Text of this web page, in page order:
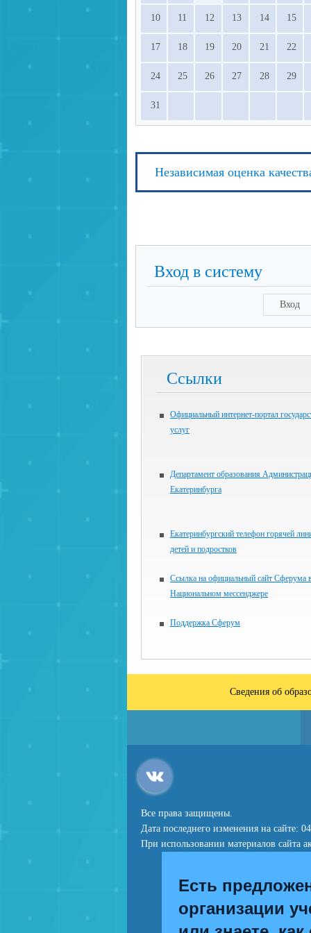
просвещения РФ.
10 11 12 13 14 15
17 18 19 20 21 22
24 25 26 27 28 29
31
Независимая оценка
Вход в систему
Вход
Ссылки
Официальный интернет-портал
услуг
Департамент образования
Екатеринбурга
Екатеринбургский телефон горячей
детей и подростков
Ссылка на официальный сайт Сферума
Национальном мессенджере
Поддержка Сферум
Сведения об
Все права защищены.
Дата последнего изменения на сайте:
При использовании материалов сайта
Есть
организации